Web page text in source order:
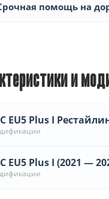
помощь на
и
EU5 Plus I
EU5 Plus I (2021 —